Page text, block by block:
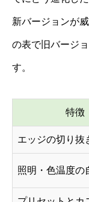
新バージョンが
の表で旧バージ
す。
特徴
エッジの切り抜
照明・色温度の